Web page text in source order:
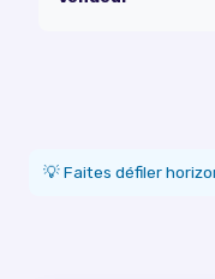
💡 Faites défiler